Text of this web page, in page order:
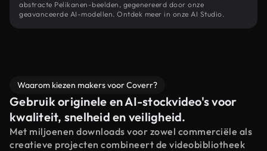
abstracte Pelikanen-beelden, gegenereerd door onze
geavanceerde AI-modellen. Ontdek meer in onze AI Studio.
Waarom kiezen makers voor Coverr?
Gebruik originele en AI-stockvideo's voor
kwaliteit, snelheid en veiligheid.
Met miljoenen downloads voor zowel commerciële als
creatieve projecten combineert de videobibliotheek